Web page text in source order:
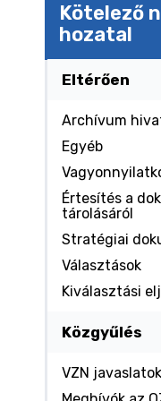
Kötelező
hozatal
Eltérően
Archívum
Egyéb
Értesítés a
tárolásáról
Stratégiai
Választások
Kiválasztási
Közgyűlés
VZN javaslatok